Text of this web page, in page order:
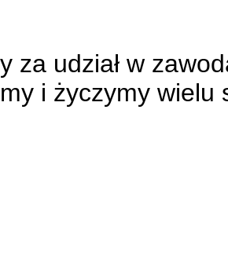
za udział w
i życzymy wielu